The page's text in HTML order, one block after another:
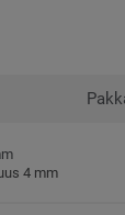
4 mm